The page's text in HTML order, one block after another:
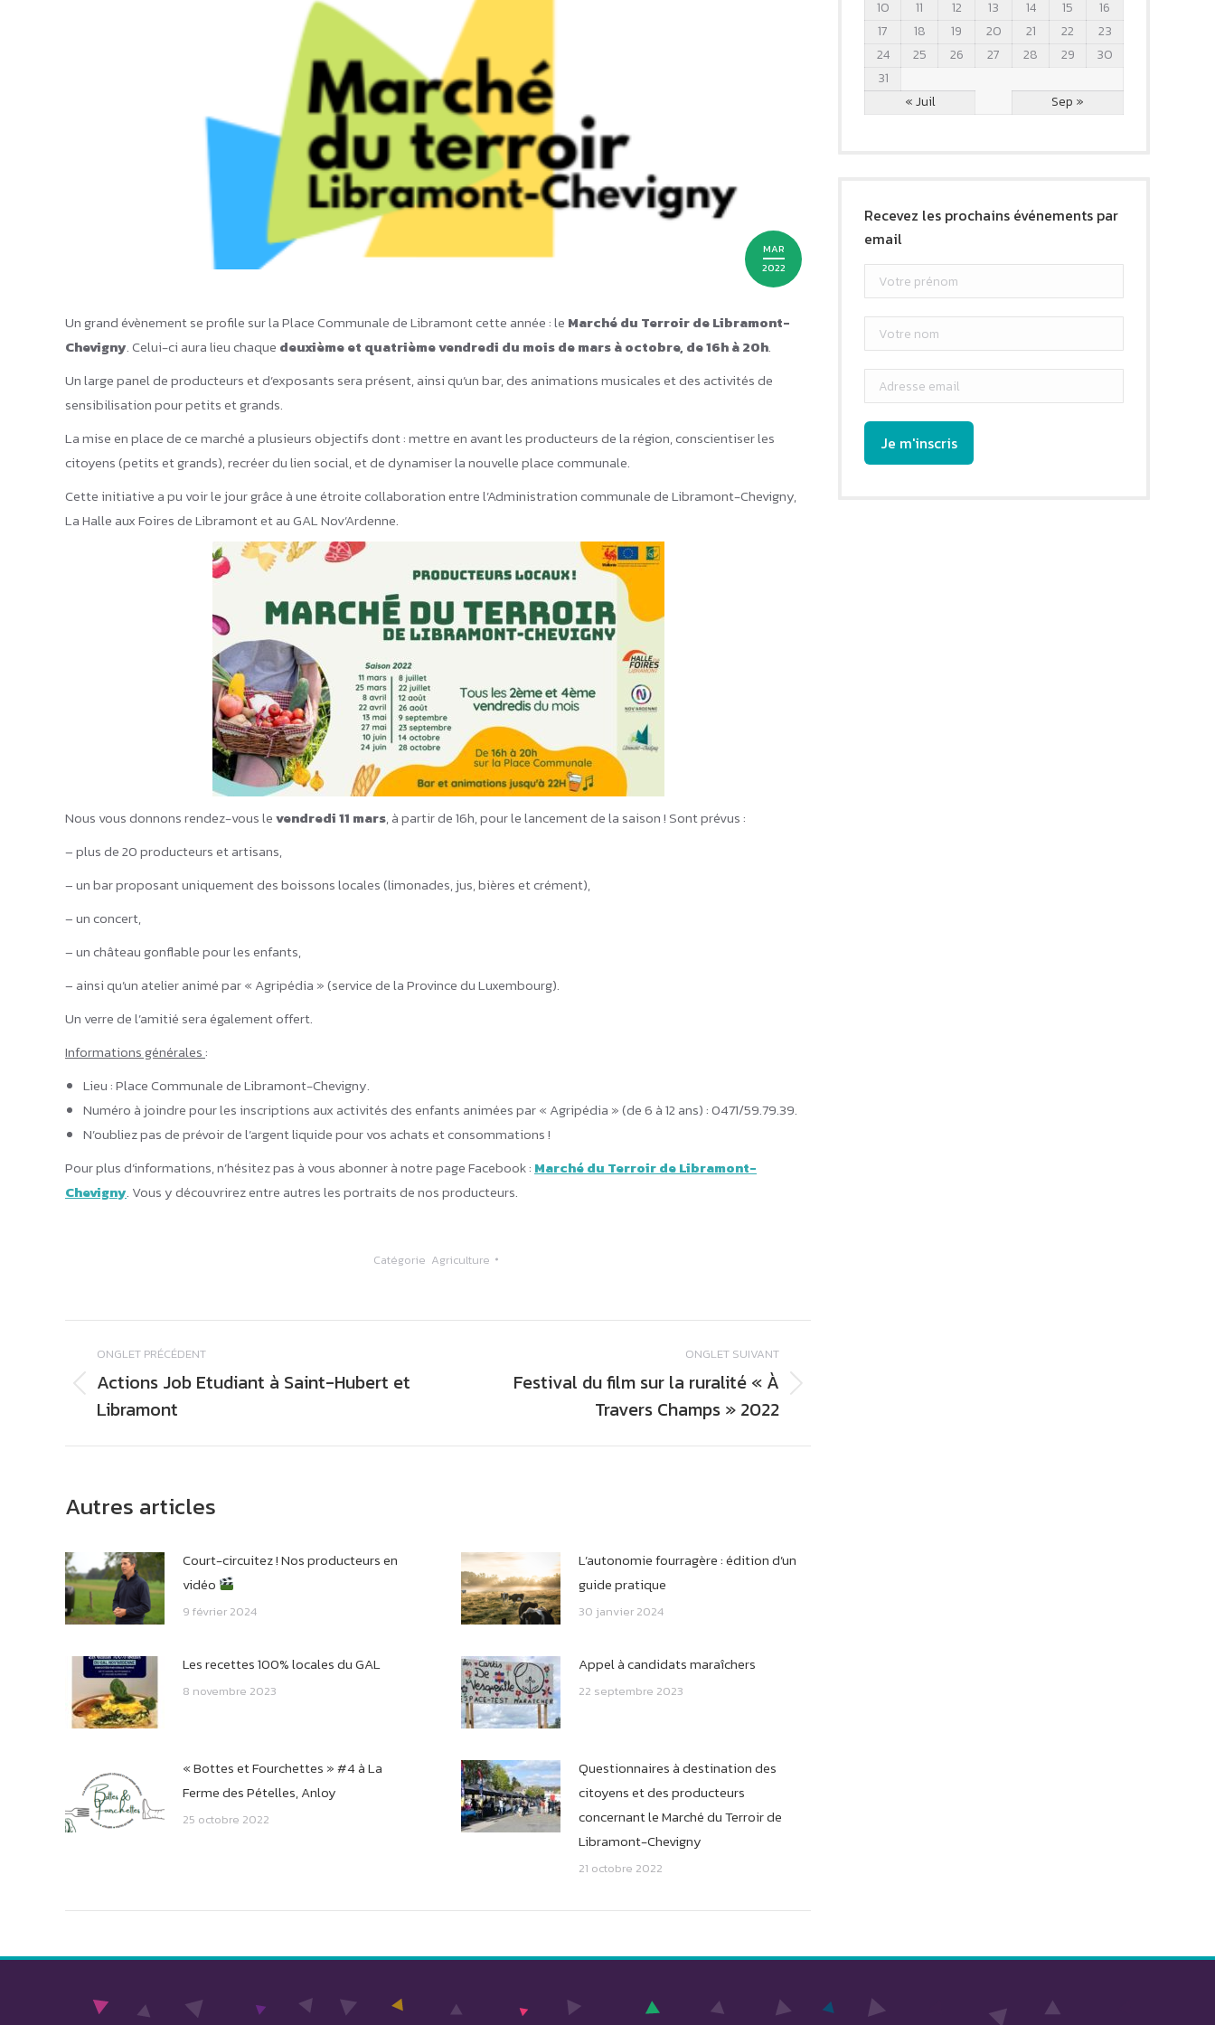
Novachèque
MAR
2022
Un grand évènement se profile sur la Place Communale de Libramont cette année : le Marché du Terroir de Libramont-
Chevigny. Celui-ci aura lieu chaque deuxième et quatrième vendredi du mois de mars à octobre, de 16h à 20h.
Un large panel de producteurs et d’exposants sera présent, ainsi qu’un bar, des animations musicales et des activités de
sensibilisation pour petits et grands.
La mise en place de ce marché a plusieurs objectifs dont : mettre en avant les producteurs de la région, conscientiser les
citoyens (petits et grands), recréer du lien social, et de dynamiser la nouvelle place communale.
Cette initiative a pu voir le jour grâce à une étroite collaboration entre l’Administration communale de Libramont-Chevigny,
La Halle aux Foires de Libramont et au GAL Nov’Ardenne.
Nous vous donnons rendez-vous levendredi 11 mars, à partir de 16h, pour le lancement de la saison ! Sont prévus :
– plus de 20 producteurs et artisans,
– un bar proposant uniquement des boissons locales (limonades, jus, bières et crément),
– un concert,
– un château gonflable pour les enfants,
– ainsi qu’un atelier animé par « Agripédia » (service de la Province du Luxembourg).
Un verre de l’amitié sera également offert.
Informations générales:
Lieu : Place Communale de Libramont-Chevigny.
Numéro à joindre pour les inscriptions aux activités des enfants animées par « Agripédia » (de 6 à 12 ans) : 0471/59.79.39.
N’oubliez pas de prévoir de l’argent liquide pour vos achats et consommations !
Pour plus d’informations, n’hésitez pas à vous abonner à notre page Facebook : Marché du Terroir de Libramont-
Chevigny. Vous y découvrirez entre autres les portraits de nos producteurs.
Catégorie Agriculture
de
commentaire
ONGLET PRÉCÉDENT
Onglet
précédent
Actions Job Etudiant à Saint-Hubert et
Libramont
ONGLET SUIVANT
Festival du film sur la ruralité « À
Travers Champs » 2022
Autres articles
Court-circuitez ! Nos producteurs en
vidéo
9 février 2024
L’autonomie fourragère : édition d’un
guide pratique
30 janvier 2024
Les recettes 100% locales du GAL
8 novembre 2023
Appel à candidats maraîchers
22 septembre 2023
« Bottes et Fourchettes » #4 à La
Ferme des Pételles, Anloy
25 octobre 2022
Questionnaires à destination des
citoyens et des producteurs
concernant le Marché du Terroir de
Libramont-Chevigny
21 octobre 2022
10
11 12 13 14 15
16
17
18 19 20 21 22
23
24
25 26 27 28 29
30
31
« Juil
Sep »
Recevez les prochains événements par
email